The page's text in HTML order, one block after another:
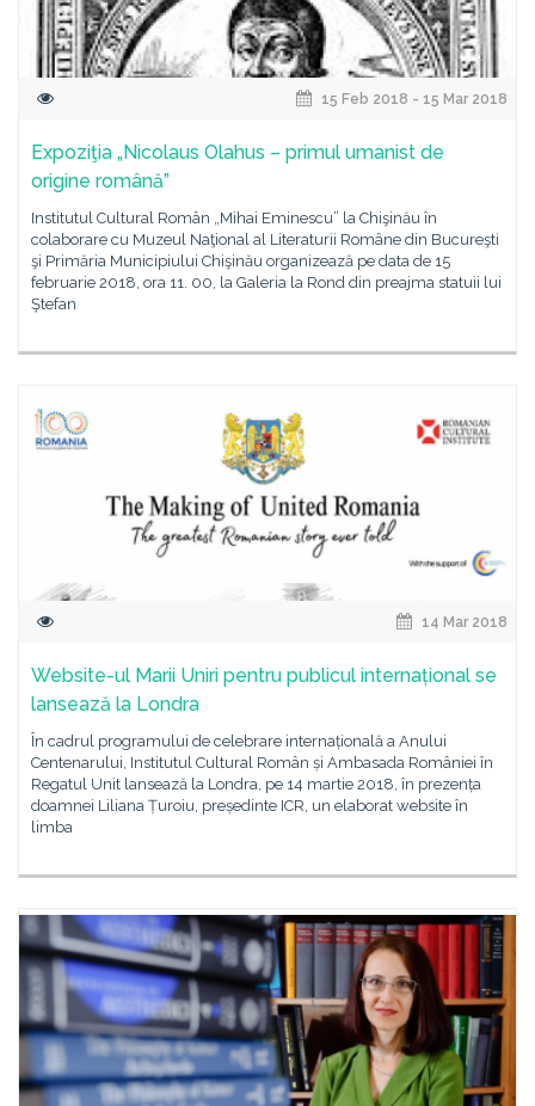
15 Feb 2018 - 15 Mar 2018
Expoziţia „Nicolaus Olahus – primul umanist de
origine română”
Institutul Cultural Român „Mihai Eminescu” la Chişinău în
colaborare cu Muzeul Naţional al Literaturii Române din Bucureşti
şi Primăria Municipiului Chişinău organizează pe data de 15
februarie 2018, ora 11. 00, la Galeria la Rond din preajma statuii lui
Ştefan
14 Mar 2018
Website-ul Marii Uniri pentru publicul internațional se
lansează la Londra
În cadrul programului de celebrare internațională a Anului
Centenarului, Institutul Cultural Român și Ambasada României în
Regatul Unit lansează la Londra, pe 14 martie 2018, în prezența
doamnei Liliana Țuroiu, președinte ICR, un elaborat website în
limba